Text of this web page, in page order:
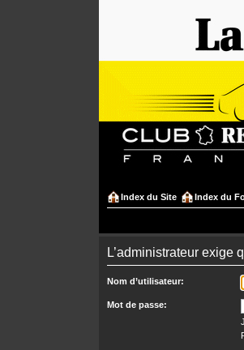
Index du Site Index du
L’administrateur exige
Nom d’utilisateur:
Mot de passe: